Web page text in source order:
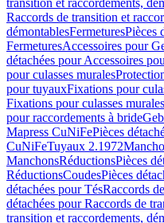
transition et raccordements,
Raccords de transition et
démontablesFermeturesPièces
FermeturesAccessoires pour
détachées pour Accessoires
pour culasses murales
pour tuyauxFixations pour
Fixations pour culasses murales
pour raccordements à bride
Mapress CuNiFePièces
CuNiFeTuyaux 2.1972
ManchonsRéductionsPièces
RéductionsCoudesPièces
détachées pour TésRaccords
détachées pour Raccords de
transition et raccordements,